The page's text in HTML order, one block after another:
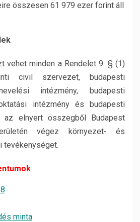
összesen 61 979 ezer forint áll
vehet minden a Rendelet 9. § (1)
civil szervezet, budapesti
intézmény, budapesti
intézmény és budapesti
az elnyert összegből Budapest
végez környezet- és
tevékenységet.
minta